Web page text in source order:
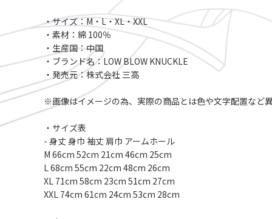
・サイズ：M・L・XL・XXL
・素材：綿 100％
・生産国：中国
・ブランド名：LOW BLOW KNUCKLE
・発売元：株式会社 三高
※画像はイメージの為、実際の商品とは色や文字配置など
・サイズ表
- 身丈 身巾 袖丈 肩巾 アームホール
M 66cm 52cm 21cm 46cm 25cm
L 68cm 55cm 22cm 48cm 26cm
XL 71cm 58cm 23cm 51cm 27cm
XXL 74cm 61cm 24cm 53cm 28cm